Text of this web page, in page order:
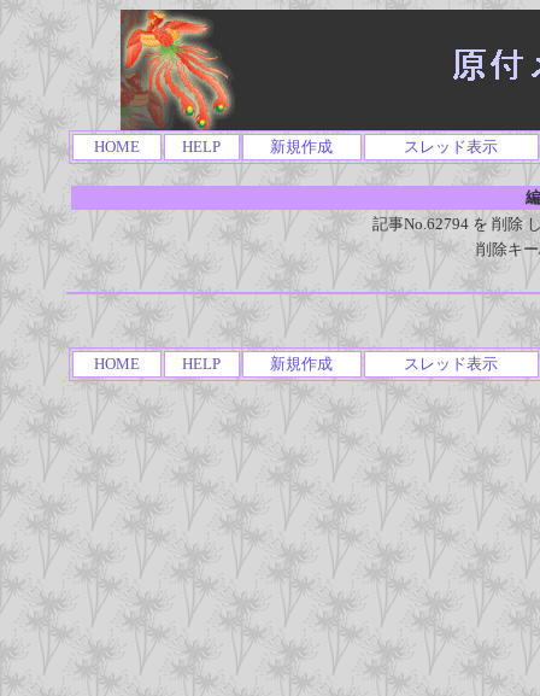
HOME HELP 新規作成 スレッド表示
記事No.62794 を 削除
削除キ
HOME HELP 新規作成 スレッド表示